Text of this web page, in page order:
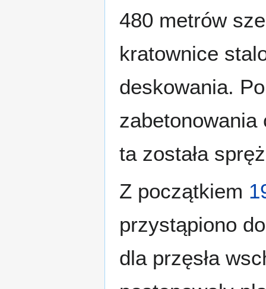
480 metrów
kratownice
deskowania.
zabetonowania
ta została
Z początkiem
przystąpiono
dla przęsła